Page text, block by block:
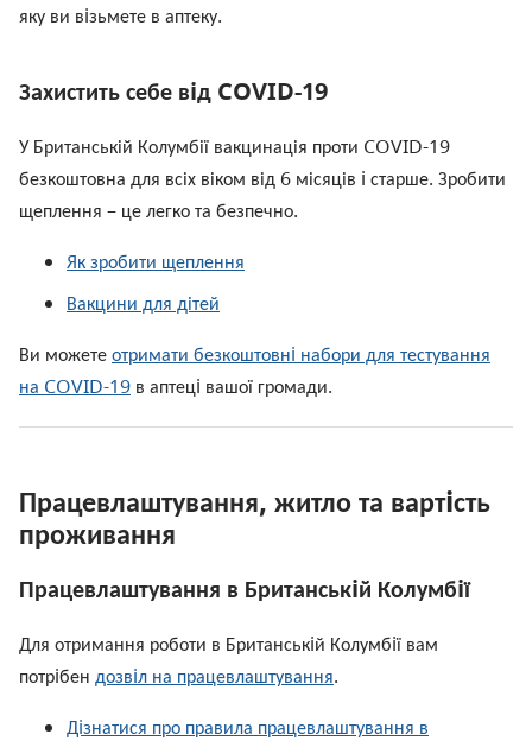
яку ви вiзьмете в аптеку.
Захистить себе вiд COVID-19
У Британській Колумбії вакцинація проти COVID-19
безкоштовна для всіх віком від 6 місяців i старше. Зробити
щеплення – це легко та безпечно.
Як зробити щеплення
Вакцини для дітей
Ви можетеотримати безкоштовнi набори для тестування
на COVID-19 в аптецi вашої громади.
Працевлаштування, житло та вартiсть
проживання
Працевлаштування в Британськiй Колумбiї
Для отримання роботи в Британськiй Колумбiї вам
потрiбен дозвiл на працевлаштування.
Дiзнатися про правила працевлаштування в